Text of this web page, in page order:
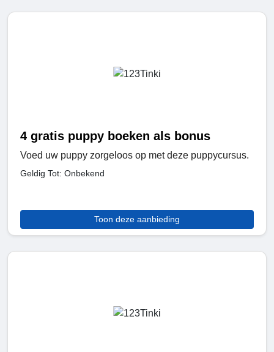
4 gratis puppy boeken als bonus
Voed uw puppy zorgeloos op met deze puppycursus.
Geldig Tot: Onbekend
Toon deze aanbieding